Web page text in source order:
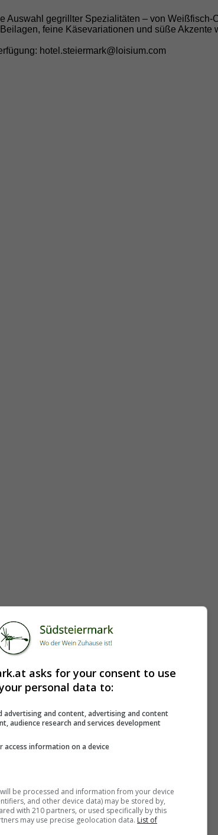
gegrillter Spezialitäten – von
feine Käsevariationen und süße
hotel.steiermark@loisium.com
asks for your consent to use
personal data to:
advertising and content, advertising and content
audience research and services development
access information on a device
be processed and information from your device
and other device data) may be stored by,
with 210 partners, or used specifically by this
may use precise geolocation data. List of